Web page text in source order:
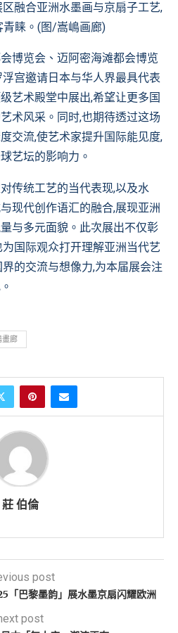
融合亚洲水墨画与京扇子工艺,
青睐。(图/嵩嶋画廊)
博览会、迈阿密海滩都会博览
宫邀请日本与华人界最具代表
艺术殿堂中展出,希望让更多国
术风采。同时,也期待透过这场
交流,使艺术家提升国际能见度,
艺坛的影响力。
传统工艺的当代表现,以及水
现代创作语汇的融合,展现亚洲
与多元面貌。此次展出不仅彰
国际观众打开理解亚洲当代艺
的交流与想像力,为本届展会注
畫廊
莊 伯倫
post
巴黎墨韵」展水墨京扇闪耀欧洲
post